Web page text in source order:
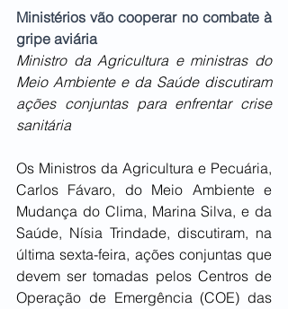
Ministérios vão cooperar no combate à
gripe aviária
Ministro da Agricultura e ministras do
Meio Ambiente e da Saúde discutiram
ações conjuntas para enfrentar crise
sanitária
Os Ministros da Agricultura e Pecuária,
Carlos Fávaro, do Meio Ambiente e
Mudança do Clima, Marina Silva, e da
Saúde, Nísia Trindade, discutiram, na
última sexta-feira, ações conjuntas que
devem ser tomadas pelos Centros de
Operação de Emergência (COE) das